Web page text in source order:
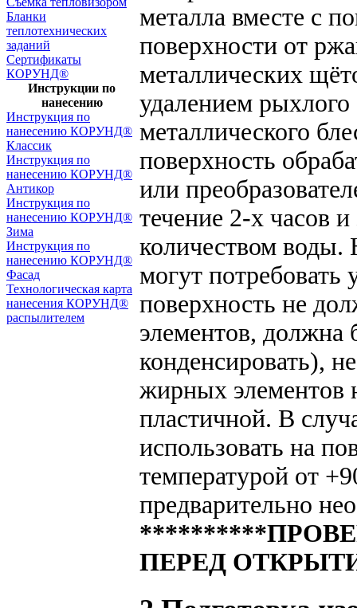
Бланки
теплотехнических
заданий
Сертификаты
КОРУНД®
Инструкции по
нанесению
Инструкция по
нанесению КОРУНД®
Классик
Инструкция по
нанесению КОРУНД®
Антикор
Инструкция по
нанесению КОРУНД®
Зима
Инструкция по
нанесению КОРУНД®
Фасад
Технологическая карта
нанесения КОРУНД®
распылителем
металла вместе с
поверхности от
металлических
удалением
металлического
поверхность
или
течение 2-х часов
количеством воды.
могут потребовать
поверхность не
элементов, должна
конденсировать),
жирных элементов
пластичной. В
использовать на
температурой от
предварительно
ПЕРЕД